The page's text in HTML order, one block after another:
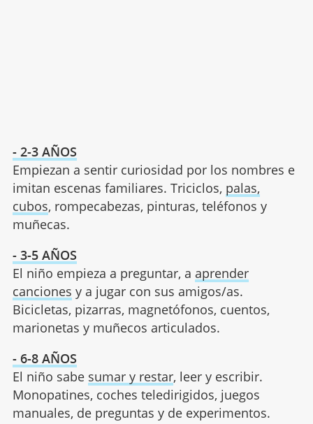
- 2-3 AÑOS
Empiezan a sentir curiosidad por los nombres e
imitan escenas familiares. Triciclos, palas,
cubos, rompecabezas, pinturas, teléfonos y
muñecas.
- 3-5 AÑOS
El niño empieza a preguntar, a aprender
canciones y a jugar con sus amigos/as.
Bicicletas, pizarras, magnetófonos, cuentos,
marionetas y muñecos articulados.
- 6-8 AÑOS
El niño sabe sumar y restar, leer y escribir.
Monopatines, coches teledirigidos, juegos
manuales, de preguntas y de experimentos.